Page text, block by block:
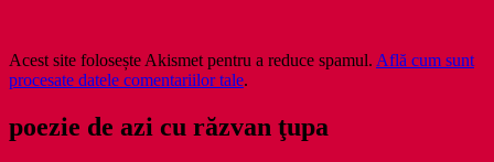
Acest site folosește Akismet pentru a reduce spamul. Află cum sunt
procesate datele comentariilor tale.
poezie de azi cu răzvan ţupa